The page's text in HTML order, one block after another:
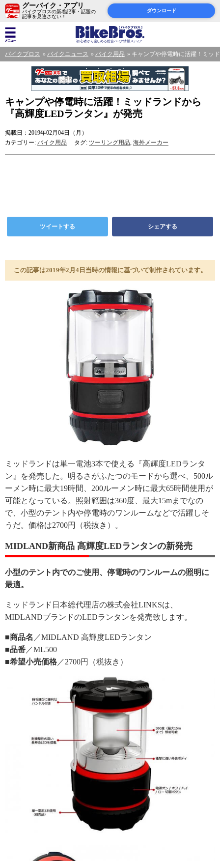
グーバイク・アプリ
バイクブロスの新着記事・話題の
記事を見逃さない！
ダウンロード
バイクブロス バイクニュース バイク用品 キャンプや停電時に活躍！ミッ
キャンプや停電時に活躍！ミッドランドから
『高輝度LEDランタン』が発売
掲載日：2019年02月04日（月）
カテゴリー: バイク用品 タグ: ツーリング用品, 海外メーカー
ツイートする シェアする
この記事は2019年2月4日当時の情報に基づいて制作されています。
ミッドランドは単一電池3本で使える『高輝度LEDランタ
ン』を発売した。明るさがふたつのモードから選べ、500ル
ーメン時に最大19時間、200ルーメン時に最大65時間使用が
可能となっている。照射範囲は360度、最大15mまでなの
で、小型のテント内や停電時のワンルームなどで活躍しそ
うだ。価格は2700円（税抜き）。
MIDLAND新商品 高輝度LEDランタンの新発売
小型のテント内でのご使用、停電時のワンルームの照明に
最適。
ミッドランド日本総代理店の株式会社LINKSは、
MIDLANDブランドのLEDランタンを発売致します。
■商品名 ／MIDLAND 高輝度LEDランタン
■品番 ／ML500
■希望小売価格 ／2700円（税抜き）